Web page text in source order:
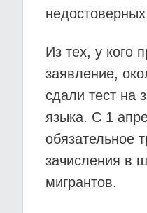
Из тех, у кого
заявление,
сдали тест на
языка. С 1
обязательное
зачисления в
мигрантов.